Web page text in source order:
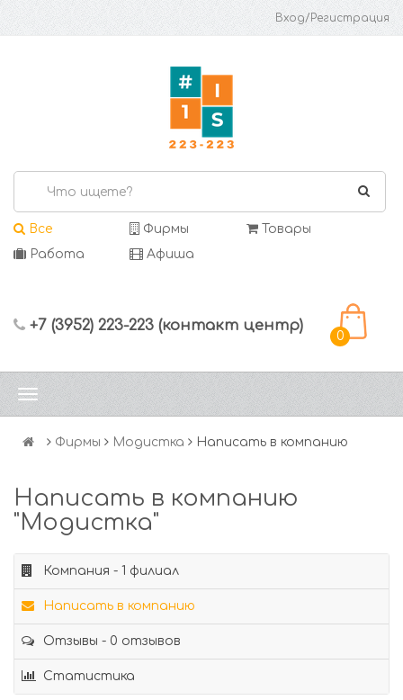
Вход/Регистрация
Все Фирмы
Товары
Работа
Афиша
+7 (3952) 223-223 (контакт центр)
0
Фирмы Модистка Написать в компанию
Написать в компанию
"Модистка"
Компания - 1 филиал
Написать в компанию
Отзывы - 0 отзывов
Статистика